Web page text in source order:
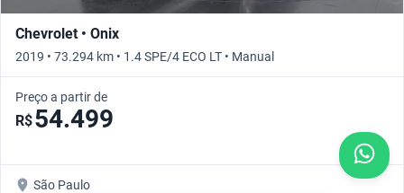
Chevrolet • Onix
2019 • 73.294 km • 1.4 SPE/4 ECO LT • Manual
Preço a partir de
R$54.499
São Paulo